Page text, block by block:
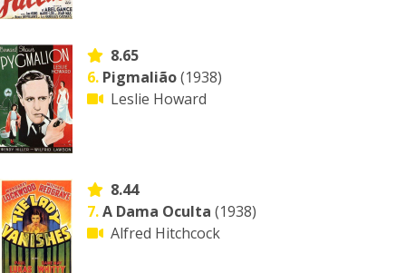
8.65
6. Pigmalião(1938)
Leslie Howard
8.44
7.A Dama Oculta (1938)
Alfred Hitchcock